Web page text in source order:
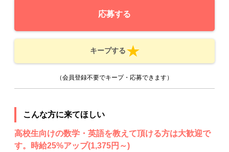
応募する
キープする
（会員登録不要でキープ・応募できます）
こんな方に来てほしい
高校生向けの数学・英語を教えて頂ける方は大歓迎で
す。時給25%アップ(1,375円～)